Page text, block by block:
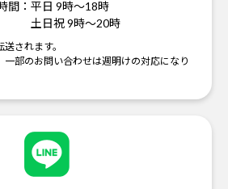
間： 平日 9時～18時
土日祝 9時～20時
されます。
部のお問い合わせは週明けの対応になり